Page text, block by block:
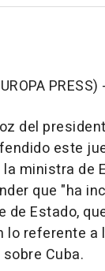
PRESS) -
del
este
ministra de
que "ha
Estado,
lo referente a
Cuba.